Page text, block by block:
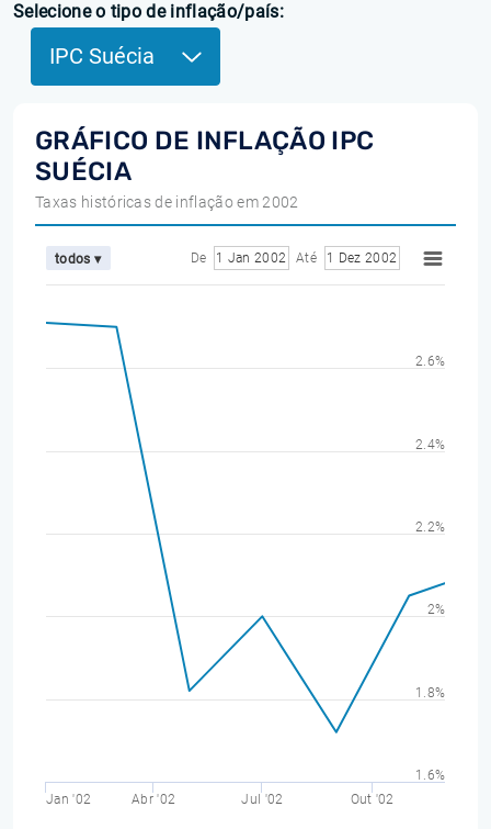
Selecione o tipo de inflação/país:
IPC Suécia
GRÁFICO DE INFLAÇÃO IPC
SUÉCIA
Taxas históricas de inflação em 2002
todos ▾ De 1 Jan 2002 Até 1 Dez 2002
Jan '02 Abr '02 Jul '02 Out '02
1.6%
1.8%
2%
2.2%
2.4%
2.6%